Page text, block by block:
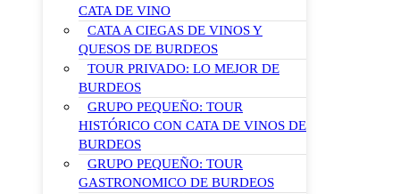
CATA DE VINO
CATA A CIEGAS DE VINOS Y
QUESOS DE BURDEOS
TOUR PRIVADO: LO MEJOR DE
BURDEOS
GRUPO PEQUEÑO: TOUR
HISTÓRICO CON CATA DE VINOS DE
BURDEOS
GRUPO PEQUEÑO: TOUR
GASTRONOMICO DE BURDEOS